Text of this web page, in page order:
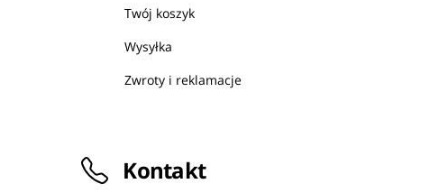
Twój koszyk
Wysyłka
Zwroty i reklamacje
Kontakt